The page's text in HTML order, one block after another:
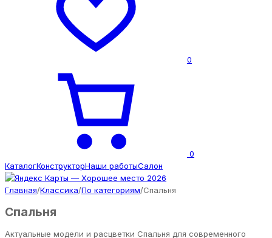
0
0
КаталогКонструкторНаши работыСалон
Главная/Классика/По категориям/Спальня
Спальня
Актуальные модели и расцветки Спальня для современного